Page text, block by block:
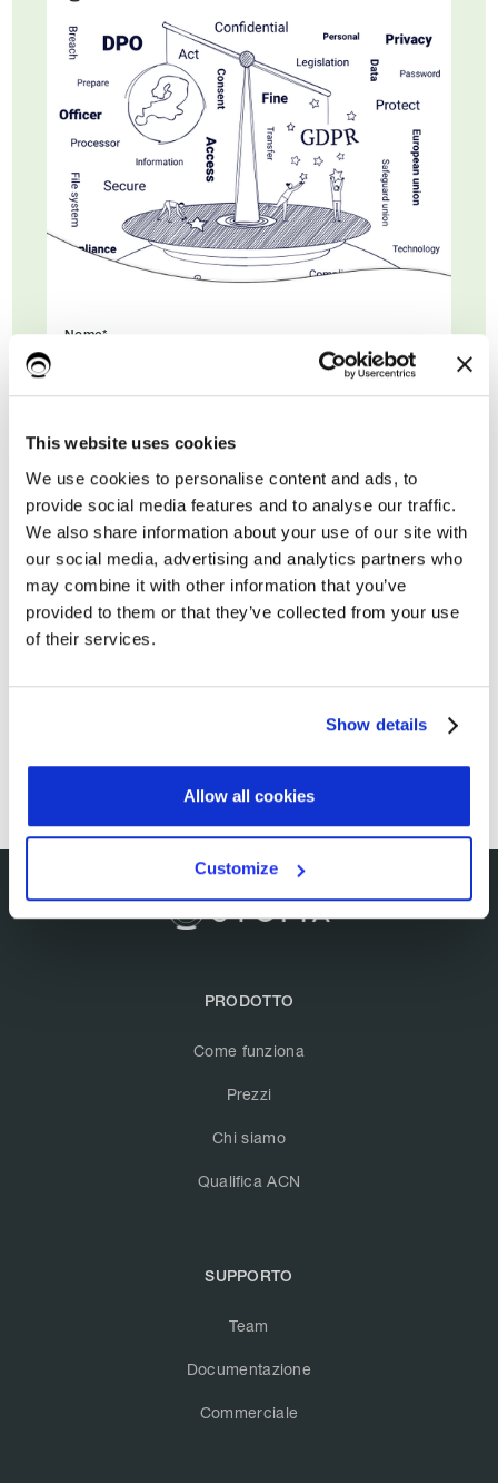
This website uses cookies
We use cookies to personalise content and ads, to
provide social media features and to analyse our traffic.
We also share information about your use of our site with
our social media, advertising and analytics partners who
may combine it with other information that you’ve
provided to them or that they’ve collected from your use
of their services.
Show details
Allow all cookies
Customize
Nome*
Email di lavoro*
PRODOTTO
Come funziona
Prezzi
Chi siamo
Qualifica ACN
SUPPORTO
Team
Documentazione
Commerciale